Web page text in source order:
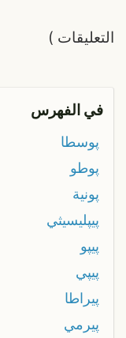
التعليقات )
في الفهرس
پوسطا
پوطو
پونية
پيپليسيثي
پيپو
پيپي
پيراطا
پيرمي